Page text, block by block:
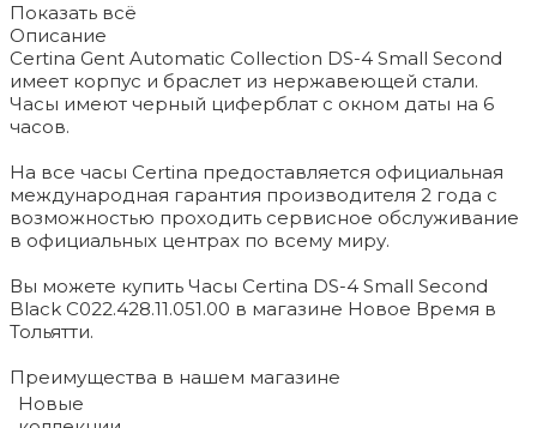
Показать всё
Описание
Certina Gent Automatic Collection DS-4 Small Second
имеет корпус и браслет из нержавеющей стали.
Часы имеют черный циферблат с окном даты на 6
часов.
На все часы Certina предоставляется официальная
международная гарантия производителя 2 года с
возможностью проходить сервисное обслуживание
в официальных центрах по всему миру.
Вы можете купить Часы Certina DS-4 Small Second
Black C022.428.11.051.00 в магазине Новое Время в
Тольятти.
Преимущества в нашем магазине
Новые